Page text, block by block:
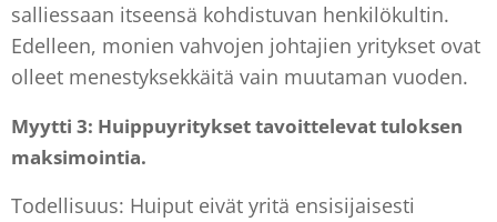
salliessaan itseensä kohdistuvan henkilökultin.
Edelleen, monien vahvojen johtajien yritykset ovat
olleet menestyksekkäitä vain muutaman vuoden.
Myytti 3: Huippuyritykset tavoittelevat tuloksen
maksimointia.
Todellisuus: Huiput eivät yritä ensisijaisesti